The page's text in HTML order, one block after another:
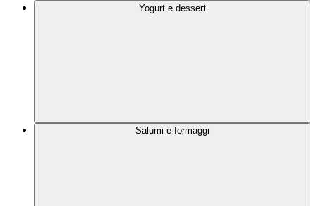
Yogurt e dessert
Salumi e formaggi